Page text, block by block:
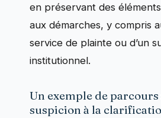
en préservant des
aux démarches, y compris
service de plainte ou d’un
institutionnel.
Un exemple de parcours
suspicion à la